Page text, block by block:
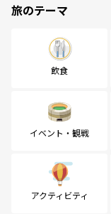
旅のテーマ
飲食
イベント・観戦
アクティビティ